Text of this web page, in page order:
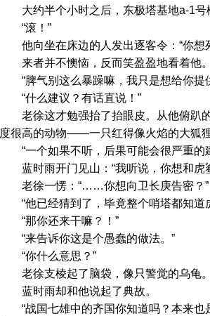
大约半个小时之后，东极塔基地a-1号
“滚！”
他向坐在床边的人发出逐客令：“你想
来者并不懊恼，反而笑盈盈地看着他。
“脾气别这么暴躁嘛，我只是想给你提
“什么建议？有话直说！”
老徐这才勉强抬了抬眼皮。从他俯趴的
度很高的动物——一只红得像火焰的大狐狸
“一个如果不听，后果可能会很严重的
蓝时雨开门见山：“我听说，你想和虎
老徐一愣：“……你想向卫长庚告密？”
“他已经猜到了，毕竟整个哨塔都知道
“那你还来干嘛？！”
“来告诉你这是个愚蠢的做法。”
“你什么意思？”
老徐支棱起了脑袋，像只警觉的乌龟。
蓝时雨却和他说起了典故。
“战国七雄中的齐国你知道吗？本来也